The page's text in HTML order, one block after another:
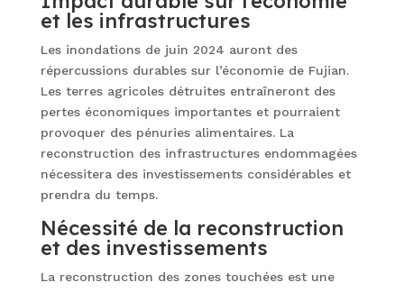
et les infrastructures
Les inondations de juin 2024 auront des
répercussions durables sur l’économie de Fujian.
Les terres agricoles détruites entraîneront des
pertes économiques importantes et pourraient
provoquer des pénuries alimentaires. La
reconstruction des infrastructures endommagées
nécessitera des investissements considérables et
prendra du temps.
Nécessité de la reconstruction
et des investissements
La reconstruction des zones touchées est une